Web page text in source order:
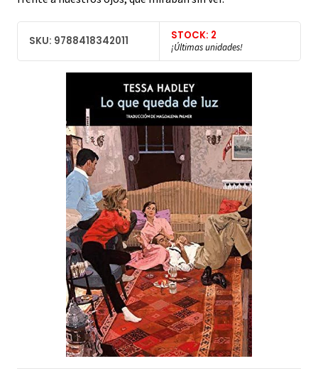
SKU: 9788418342011 STOCK: 2
¡Últimas unidades!